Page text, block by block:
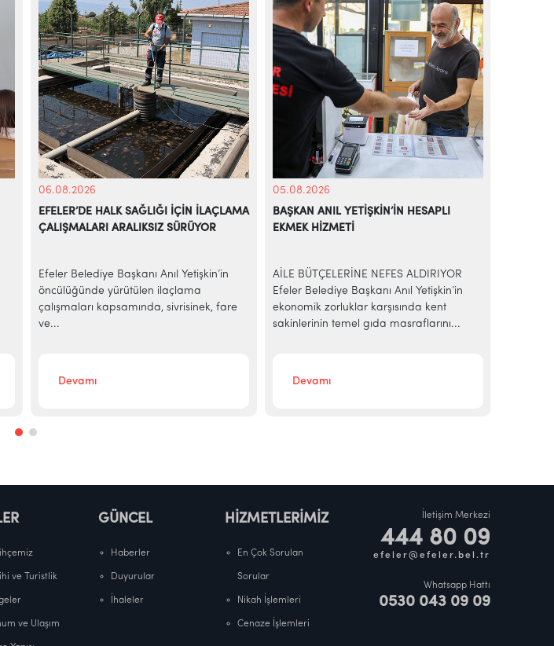
06.08.2026
EFELER’DE HALK SAĞLIĞI İÇİN İLAÇLAMA
ÇALIŞMALARI ARALIKSIZ SÜRÜYOR
Efeler Belediye Başkanı Anıl Yetişkin’in
öncülüğünde yürütülen ilaçlama
çalışmaları kapsamında, sivrisinek, fare
ve...
Devamı
05.08.2026
BAŞKAN ANIL YETİŞKİN’İN HESAPLI
EKMEK HİZMETİ
AİLE BÜTÇELERİNE NEFES ALDIRIYOR
Efeler Belediye Başkanı Anıl Yetişkin’in
ekonomik zorluklar karşısında kent
sakinlerinin temel gıda masraflarını...
Devamı
ve Turistlik
ve Ulaşım
GÜNCEL
Haberler
Duyurular
İhaleler
HİZMETLERİMİZ
En Çok Sorulan
Sorular
Nikah İşlemleri
Cenaze İşlemleri
İletişim Merkezi
444 80 09
efeler@efeler.bel.tr
Whatsapp Hattı
0530 043 09 09